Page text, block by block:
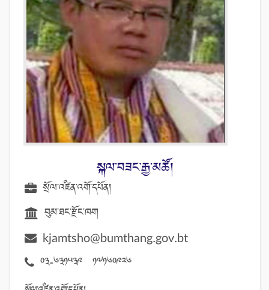
སྐལ་བཟང་རྒྱ་མཚོ།
སྲོལ་འཛིན་འགོ་དཔོན།
བུམ་ཐང་རྫོང་ཁག
kjamtsho@bumthang.gov.bt
03-631539 17160926
སྲོལ་འཛིན་འགོ་དཔོན།